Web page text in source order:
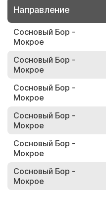
Направление
Сосновый Бор -
Мокрое
Сосновый Бор -
Мокрое
Сосновый Бор -
Мокрое
Сосновый Бор -
Мокрое
Сосновый Бор -
Мокрое
Сосновый Бор -
Мокрое